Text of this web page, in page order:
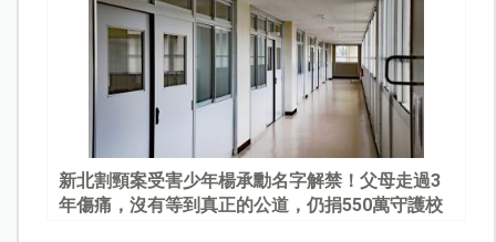
新北割頸案受害少年楊承勳名字解禁！父母走過3
年傷痛，沒有等到真正的公道，仍捐550萬守護校